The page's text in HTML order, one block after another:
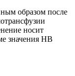
образом после
носит
значения НВ